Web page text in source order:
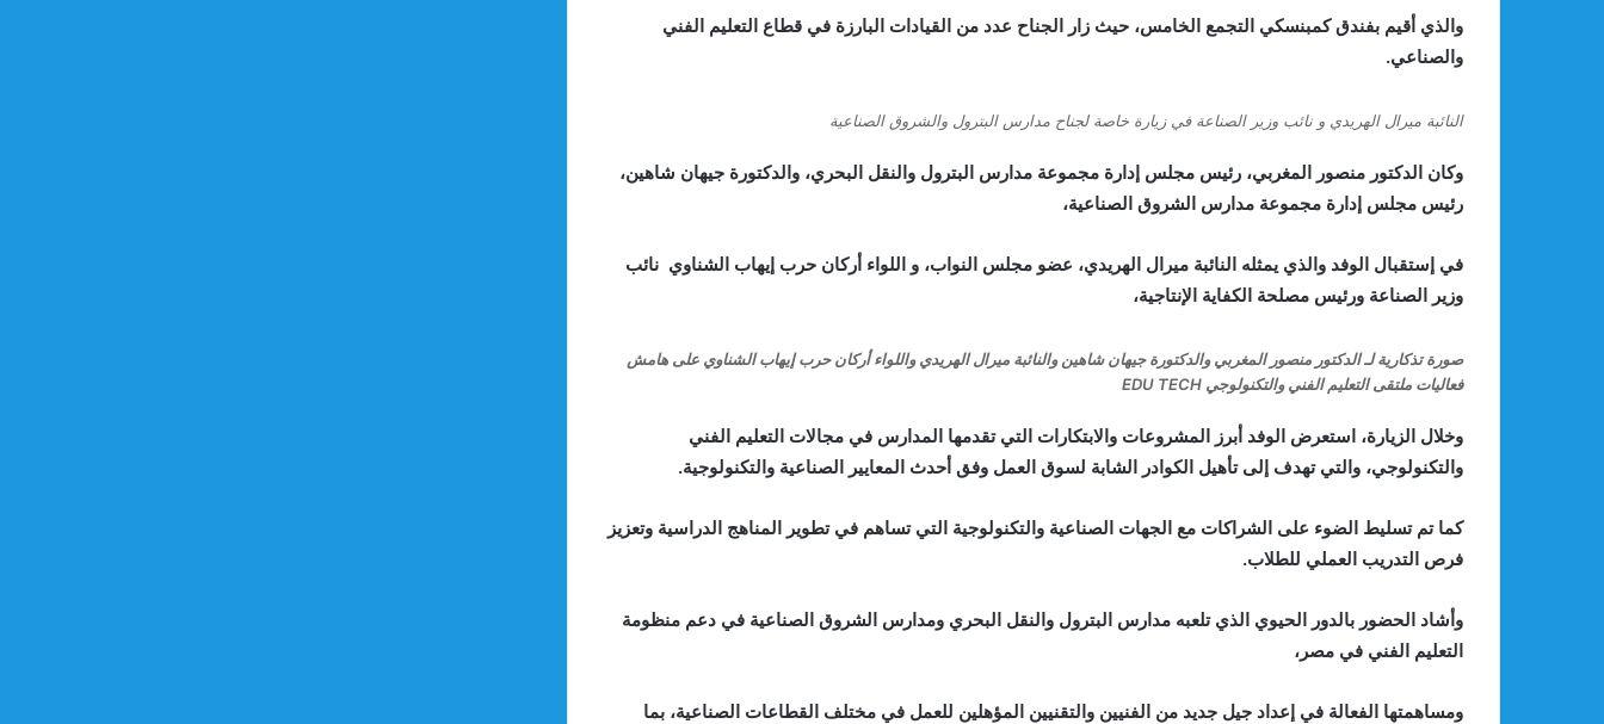
والذي أقيم بفندق كمبنسكي التجمع الخامس، حيث زار الجناح عدد من القيادات البارزة في قطاع التعليم الفني
والصناعي.
النائبة ميرال الهريدي و نائب وزير الصناعة في زيارة خاصة لجناح مدارس البترول والشروق الصناعية
وكان الدكتور منصور المغربي، رئيس مجلس إدارة مجموعة مدارس البترول والنقل البحري، والدكتورة جيهان شاهين،
رئيس مجلس إدارة مجموعة مدارس الشروق الصناعية،
في إستقبال الوفد والذي يمثله النائبة ميرال الهريدي، عضو مجلس النواب، و اللواء أركان حرب إيهاب الشناوي نائب
وزير الصناعة ورئيس مصلحة الكفاية الإنتاجية،
صورة تذكارية لـ الدكتور منصور المغربي والدكتورة جيهان شاهين والنائبة ميرال الهريدي واللواء أركان حرب إيهاب الشناوي على هامش
فعاليات ملتقى التعليم الفني والتكنولوجي EDU TECH
وخلال الزيارة، استعرض الوفد أبرز المشروعات والابتكارات التي تقدمها المدارس في مجالات التعليم الفني
والتكنولوجي، والتي تهدف إلى تأهيل الكوادر الشابة لسوق العمل وفق أحدث المعايير الصناعية والتكنولوجية.
كما تم تسليط الضوء على الشراكات مع الجهات الصناعية والتكنولوجية التي تساهم في تطوير المناهج الدراسية وتعزيز
فرص التدريب العملي للطلاب.
وأشاد الحضور بالدور الحيوي الذي تلعبه مدارس البترول والنقل البحري ومدارس الشروق الصناعية في دعم منظومة
التعليم الفني في مصر،
ومساهمتها الفعالة في إعداد جيل جديد من الفنيين والتقنيين المؤهلين للعمل في مختلف القطاعات الصناعية، بما